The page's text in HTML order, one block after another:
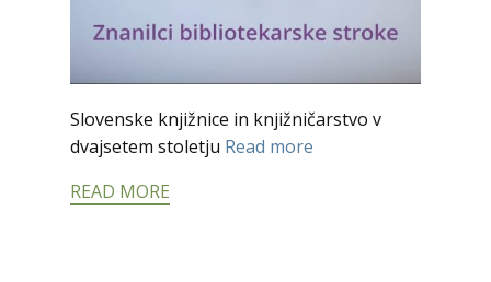
Slovenske knjižnice in knjižničarstvo v
dvajsetem stoletju Read more
READ MORE